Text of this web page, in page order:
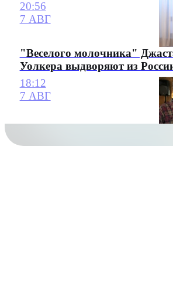
20:56
7 АВГ
"Веселого молочника"
Уолкера выдворяют из
18:12
7 АВГ